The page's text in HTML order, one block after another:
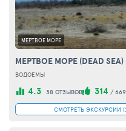
МЕРТВОЕ МОРЕ
МЕРТВОЕ МОРЕ (DEAD SEA)
ВОДОЕМЫ
4.3 38 ОТЗЫВОВ 314 / 669
СМОТРЕТЬ ЭКСКУРСИИ